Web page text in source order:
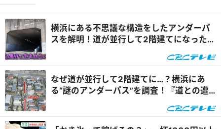
横浜にある不思議な構造をしたアンダーパ
スを解明！道が並行して2階建てになったワ
なぜ道が並行して2階建てに…？横浜にあ
る“謎のアンダーパス”を調査！『道との遭